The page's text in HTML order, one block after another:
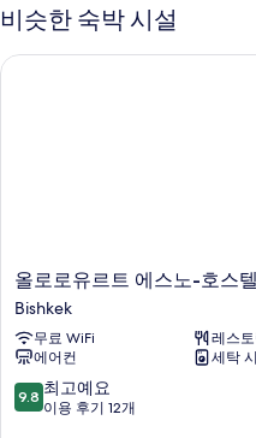
영
장
보
기
도
미
리,
비슷한 숙박 시설
올
로
로
유
르
트
에
올로로유르트 에스노-호스
Bishkek
무료 WiFi
레스
에어컨
세탁
10
점
9.8 최고예요
이용 후기 12개
올로로유르트 에스노-호스텔 &